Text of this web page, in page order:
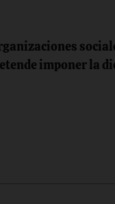
imponer la